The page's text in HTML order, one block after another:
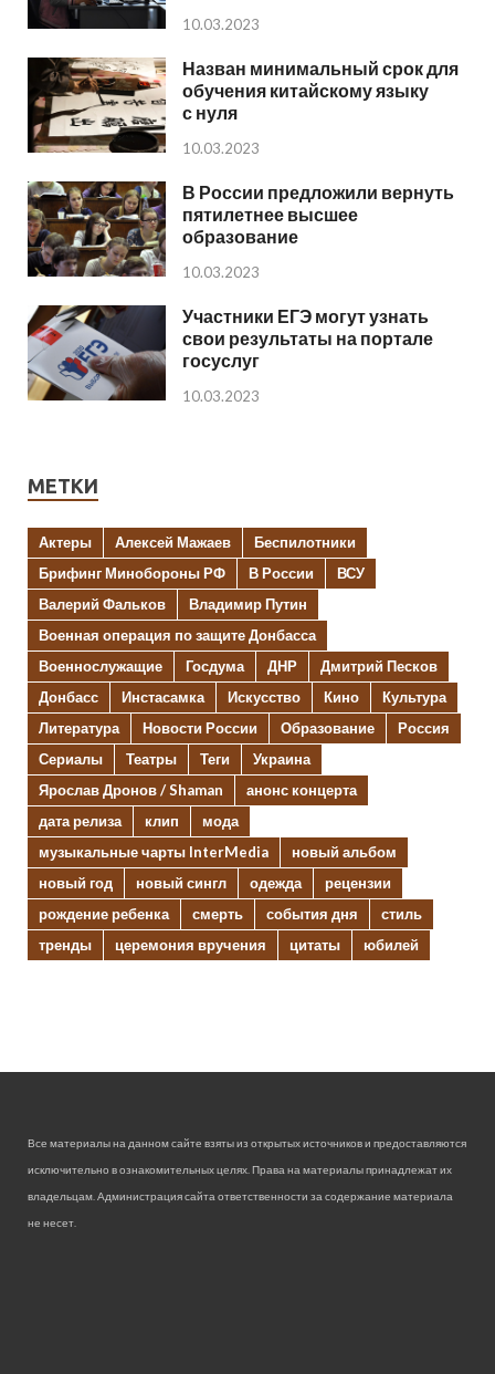
10.03.2023
Назван минимальный срок для
обучения китайскому языку
с нуля
10.03.2023
В России предложили вернуть
пятилетнее высшее
образование
10.03.2023
Участники ЕГЭ могут узнать
свои результаты на портале
госуслуг
10.03.2023
МЕТКИ
Актеры Алексей Мажаев
Беспилотники
Брифинг Минобороны РФ
В России
ВСУ
Валерий Фальков
Владимир Путин
Военная операция по защите Донбасса
Военнослужащие
Госдума ДНР
Дмитрий Песков
Донбасс
Инстасамка Искусство Кино
Культура
Литература
Новости России Образование
Россия
Сериалы
Театры Теги
Украина
Ярослав Дронов / Shaman
анонс концерта
дата релиза
клип
мода
музыкальные чарты InterMedia
новый альбом
новый год
новый сингл одежда
рецензии
рождение ребенка
смерть события дня
стиль
тренды
церемония вручения цитаты юбилей
Все материалы на данном сайте взяты из открытых источников и предоставляются
исключительно в ознакомительных целях. Права на материалы принадлежат их
владельцам. Администрация сайта ответственности за содержание материала
не несет.